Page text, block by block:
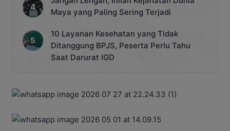
Maya yang Paling Sering Terjadi
10 Layanan Kesehatan yang Tidak
Ditanggung BPJS, Peserta Perlu Tahu
Saat Darurat IGD